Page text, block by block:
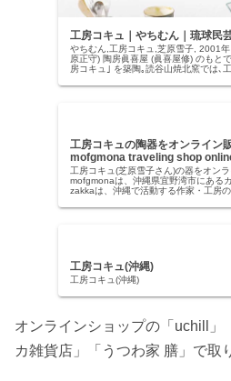
工房コキュ｜やちむん｜琉球民
やちむん,工房コキュ,芝原雪子, 2001
原正守) 陶房眞喜屋 (眞喜屋修) のもと
房コキュ｣ を築陶｡読谷山焼北窯では､
とても魅力的です｡
工房コキュの陶器をオンライン
mofgmona traveling shop
工房コキュ(芝原雪子さん)の器をオン
mofgmonaは、沖縄県宜野湾市にある
zakkaは、沖縄で活動する作家・工房
mofgmona traveling shop onlineでは
工房コキュ(沖縄)
工房コキュ(沖縄)
オンラインショップの「uchill」
カ雑貨店」「うつわ家 膳」で取